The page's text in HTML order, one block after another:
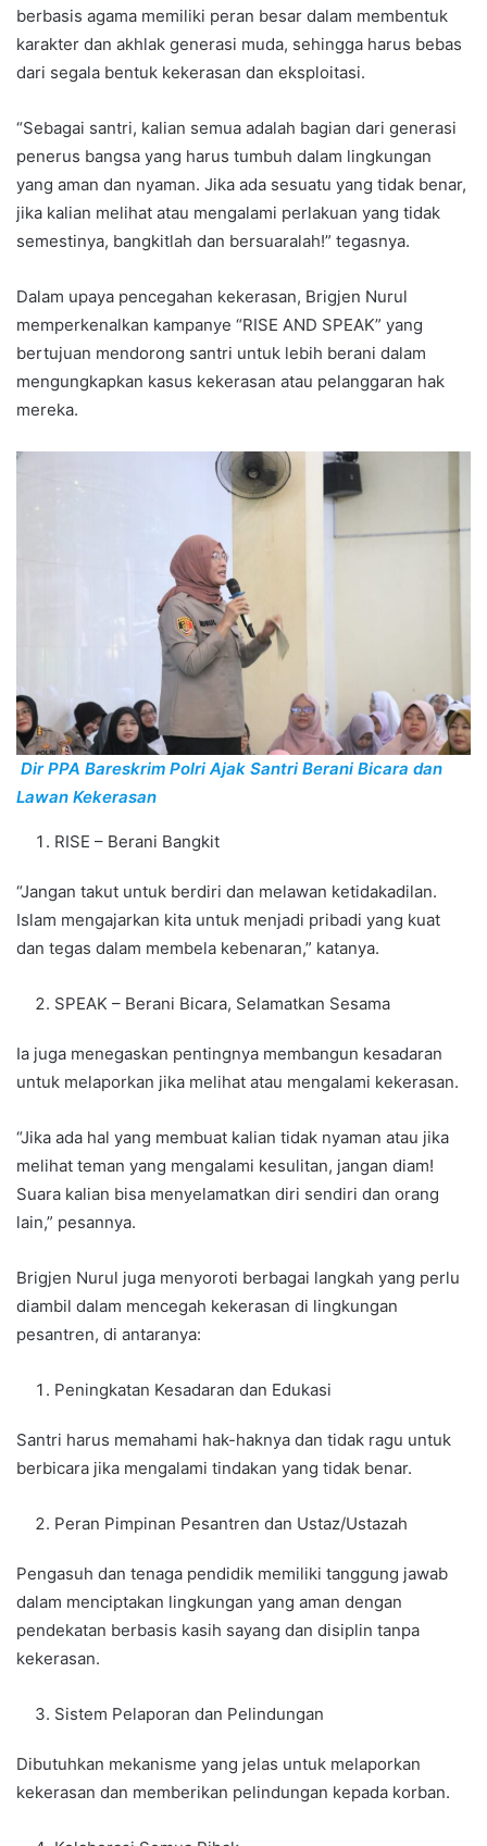
berbasis agama memiliki peran besar dalam membentuk
karakter dan akhlak generasi muda, sehingga harus bebas
dari segala bentuk kekerasan dan eksploitasi.
“Sebagai santri, kalian semua adalah bagian dari generasi
penerus bangsa yang harus tumbuh dalam lingkungan
yang aman dan nyaman. Jika ada sesuatu yang tidak benar,
jika kalian melihat atau mengalami perlakuan yang tidak
semestinya, bangkitlah dan bersuaralah!” tegasnya.
Dalam upaya pencegahan kekerasan, Brigjen Nurul
memperkenalkan kampanye “RISE AND SPEAK” yang
bertujuan mendorong santri untuk lebih berani dalam
mengungkapkan kasus kekerasan atau pelanggaran hak
mereka.
Dir PPA Bareskrim Polri Ajak Santri Berani Bicara dan
Lawan Kekerasan
RISE – Berani Bangkit
“Jangan takut untuk berdiri dan melawan ketidakadilan.
Islam mengajarkan kita untuk menjadi pribadi yang kuat
dan tegas dalam membela kebenaran,” katanya.
SPEAK – Berani Bicara, Selamatkan Sesama
Ia juga menegaskan pentingnya membangun kesadaran
untuk melaporkan jika melihat atau mengalami kekerasan.
“Jika ada hal yang membuat kalian tidak nyaman atau jika
melihat teman yang mengalami kesulitan, jangan diam!
Suara kalian bisa menyelamatkan diri sendiri dan orang
lain,” pesannya.
Brigjen Nurul juga menyoroti berbagai langkah yang perlu
diambil dalam mencegah kekerasan di lingkungan
pesantren, di antaranya:
Peningkatan Kesadaran dan Edukasi
Santri harus memahami hak-haknya dan tidak ragu untuk
berbicara jika mengalami tindakan yang tidak benar.
Peran Pimpinan Pesantren dan Ustaz/Ustazah
Pengasuh dan tenaga pendidik memiliki tanggung jawab
dalam menciptakan lingkungan yang aman dengan
pendekatan berbasis kasih sayang dan disiplin tanpa
kekerasan.
Sistem Pelaporan dan Pelindungan
Dibutuhkan mekanisme yang jelas untuk melaporkan
kekerasan dan memberikan pelindungan kepada korban.